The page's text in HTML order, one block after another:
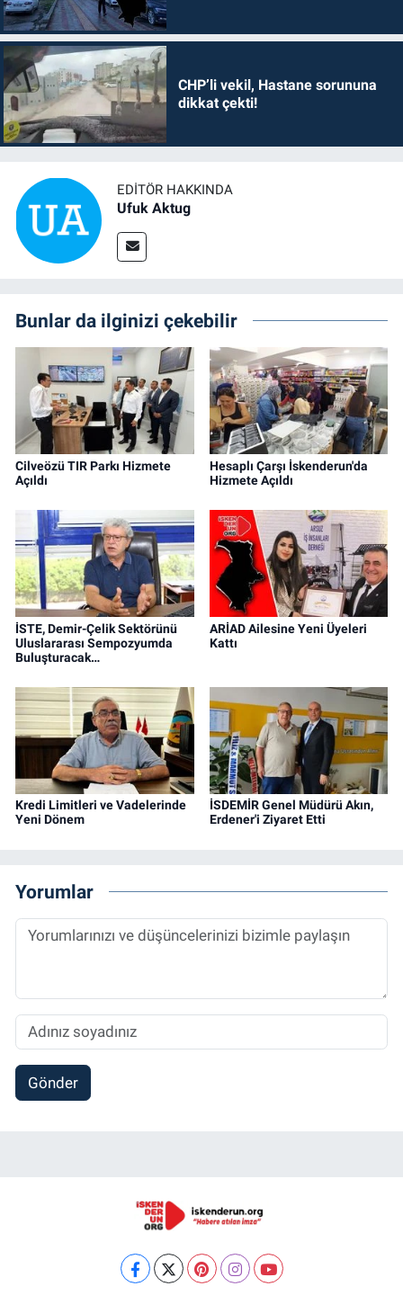
CHP’li vekil, Hastane sorununa
dikkat çekti!
EDITÖR HAKKINDA
Ufuk Aktug
Bunlar da ilginizi çekebilir
Cilveözü TIR Parkı Hizmete
Açıldı
Hesaplı Çarşı İskenderun'da
Hizmete Açıldı
İSTE, Demir-Çelik Sektörünü
Uluslararası Sempozyumda
Buluşturacak…
ARİAD Ailesine Yeni Üyeleri
Kattı
Kredi Limitleri ve Vadelerinde
Yeni Dönem
İSDEMİR Genel Müdürü Akın,
Erdener'i Ziyaret Etti
Yorumlar
Gönder